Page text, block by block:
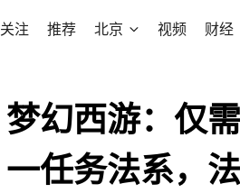
关注 推荐 北京 视频 财经
梦幻西游：仅
一任务法系，